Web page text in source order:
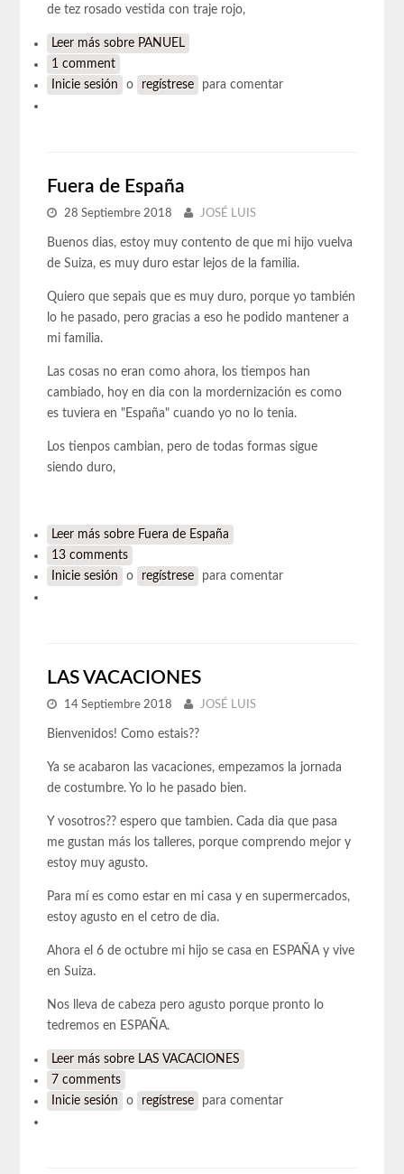
de tez rosado vestida con traje rojo,
Leer más sobre PANUEL
1 comment
Inicie sesión
o regístrese para comentar
Fuera de España
28 Septiembre 2018 JOSÉ LUIS
Buenos dias, estoy muy contento de que mi hijo vuelva
de Suiza, es muy duro estar lejos de la familia.
Quiero que sepais que es muy duro, porque yo también
lo he pasado, pero gracias a eso he podido mantener a
mi familia.
Las cosas no eran como ahora, los tiempos han
cambiado, hoy en dia con la mordernización es como
es tuviera en "España" cuando yo no lo tenia.
Los tienpos cambian, pero de todas formas sigue
siendo duro,
Leer más sobre Fuera de España
13 comments
Inicie sesión
o regístrese para comentar
LAS VACACIONES
14 Septiembre 2018 JOSÉ LUIS
Bienvenidos! Como estais??
Ya se acabaron las vacaciones, empezamos la jornada
de costumbre. Yo lo he pasado bien.
Y vosotros?? espero que tambien. Cada dia que pasa
me gustan más los talleres, porque comprendo mejor y
estoy muy agusto.
Para mí es como estar en mi casa y en supermercados,
estoy agusto en el cetro de dia.
Ahora el 6 de octubre mi hijo se casa en ESPAÑA y vive
en Suiza.
Nos lleva de cabeza pero agusto porque pronto lo
tedremos en ESPAÑA.
Leer más sobre LAS VACACIONES
7 comments
Inicie sesión
o regístrese para comentar